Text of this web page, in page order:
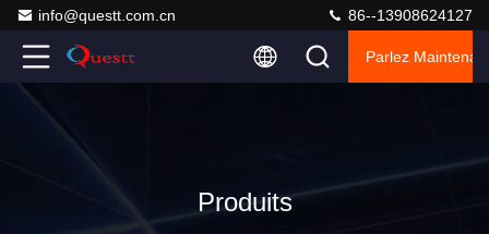
info@questt.com.cn 86--13908624127
Parlez
Produits